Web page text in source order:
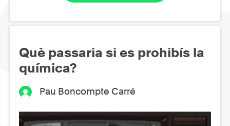
Què passaria si es prohibís la
química?
Pau Boncompte Carré